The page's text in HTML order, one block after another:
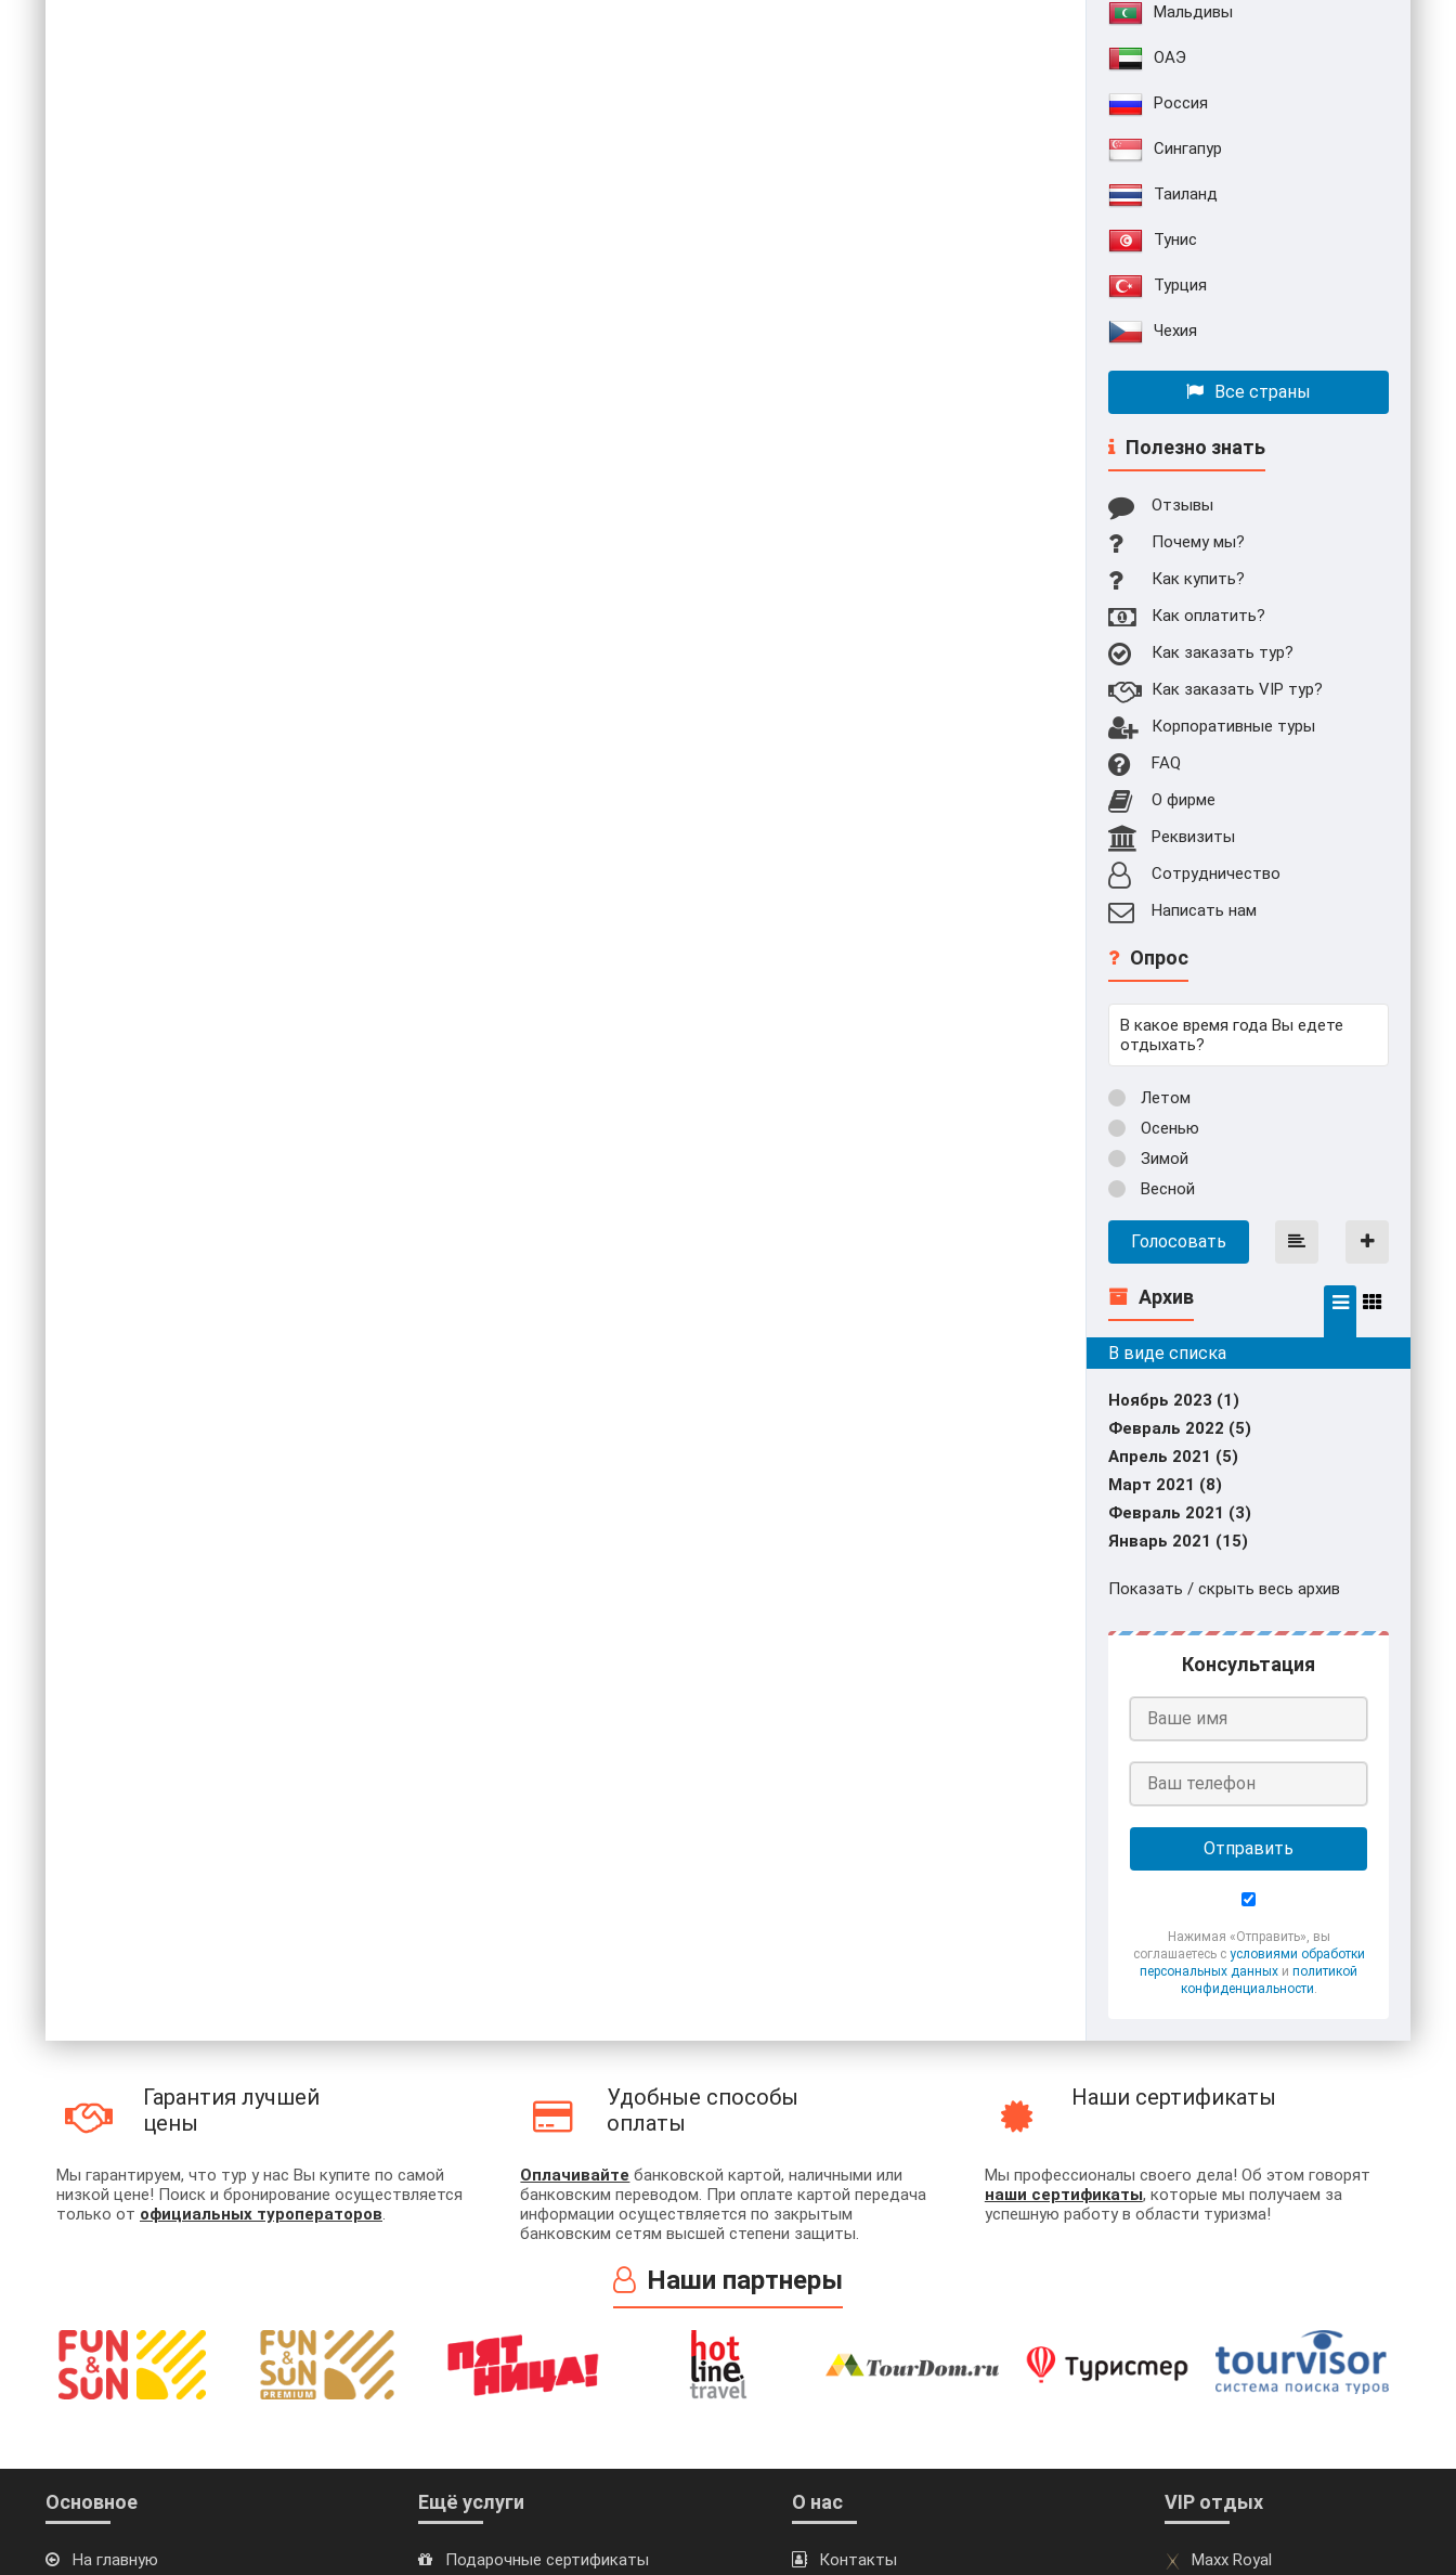
Мальдивы
ОАЭ
Россия
Сингапур
Таиланд
Тунис
Турция
Чехия
Все страны
Полезно знать
Отзывы
Почему мы?
Как купить?
Как оплатить?
Как заказать тур?
Как заказать VIP тур?
Корпоративные туры
FAQ
О фирме
Реквизиты
Сотрудничество
Написать нам
Опрос
В какое время года Вы едете
отдыхать?
Летом
Осенью
Зимой
Весной
Голосовать
Архив
Ноябрь 2023 (1)
Февраль 2022 (5)
Апрель 2021 (5)
Март 2021 (8)
Февраль 2021 (3)
Январь 2021 (15)
Показать / скрыть весь архив
Консультация
Отправить
Нажимая «Отправить», вы
соглашаетесь с условиями обработки
персональных данных и политикой
конфиденциальности.
Гарантия лучшей
цены
Мы гарантируем, что тур у нас Вы купите по самой
низкой цене! Поиск и бронирование осуществляется
только от официальных туроператоров.
Удобные способы
оплаты
Оплачивайте банковской картой, наличными или
банковским переводом. При оплате картой передача
информации осуществляется по закрытым
банковским сетям высшей степени защиты.
Наши сертификаты
Мы профессионалы своего дела! Об этом говорят
наши сертификаты, которые мы получаем за
успешную работу в области туризма!
Наши партнеры
Основное
На главную
Ещё услуги
Подарочные сертификаты
О нас
Контакты
VIP отдых
Maxx Royal